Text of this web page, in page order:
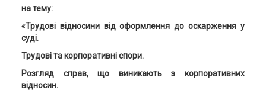
на тему:
«Трудові відносини від оформлення до оскарження у
суді.
Трудові та корпоративні спори.
Розгляд справ, що виникають з корпоративних
відносин.